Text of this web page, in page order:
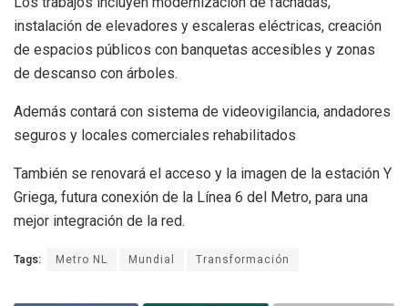
instalación de elevadores y escaleras eléctricas, creación
de espacios públicos con banquetas accesibles y zonas
de descanso con árboles.
Además contará con sistema de videovigilancia, andadores
seguros y locales comerciales rehabilitados
También se renovará el acceso y la imagen de la estación Y
Griega, futura conexión de la Línea 6 del Metro, para una
mejor integración de la red.
Tags: Metro NL Mundial Transformación